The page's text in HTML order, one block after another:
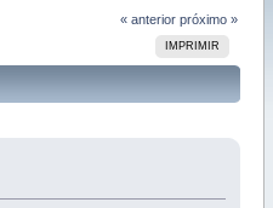
« anterior próximo »
IMPRIMIR